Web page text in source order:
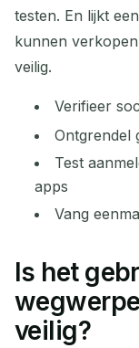
testen. En lijkt
kunnen
veilig.
Verifieer
Ontgrendel
Test
apps
Vang
Is het
veilig?